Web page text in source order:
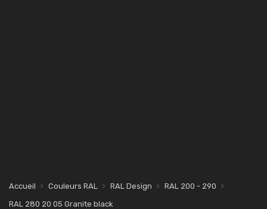
Accueil Couleurs RAL RAL Design
RAL 200 - 290
RAL 280 20 05 Granite black